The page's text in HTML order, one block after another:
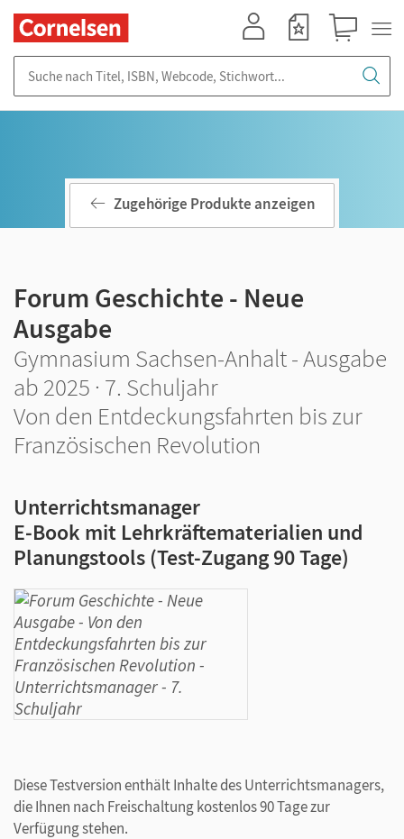
Zugehörige Produkte anzeigen
Forum Geschichte - Neue
Ausgabe
Gymnasium Sachsen-Anhalt - Ausgabe
ab 2025 · 7. Schuljahr
Von den Entdeckungsfahrten bis zur
Französischen Revolution
Unterrichtsmanager
E-Book mit Lehrkräftematerialien und
Planungstools (Test-Zugang 90 Tage)
Diese Testversion enthält Inhalte des Unterrichtsmanagers,
die Ihnen nach Freischaltung kostenlos 90 Tage zur
Verfügung stehen.